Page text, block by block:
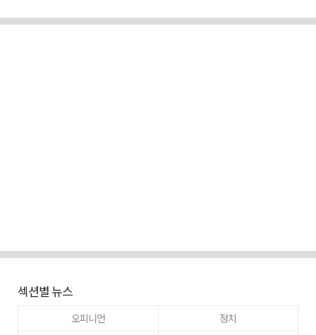
섹션별 뉴스
오피니언
정치